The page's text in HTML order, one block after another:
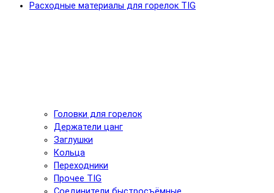
Расходные материалы для горелок TIG
Головки для горелок
Держатели цанг
Заглушки
Кольца
Переходники
Прочее TIG